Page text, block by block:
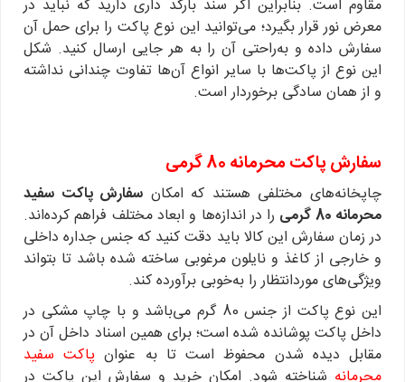
مقاوم است. بنابراین اگر سند بارکد داری دارید که نباید در
معرض نور قرار بگیرد؛ می‌توانید این نوع پاکت را برای حمل آن
سفارش داده و به‌راحتی آن را به هر جایی ارسال کنید. شکل
این نوع از پاکت‌ها با سایر انواع آن‌ها تفاوت چندانی نداشته
و از همان سادگی برخوردار است.
سفارش پاکت محرمانه 80 گرمی
چاپخانه‌های مختلفی هستند که امکان سفارش پاکت سفید
محرمانه 80 گرمی
را در اندازه‌ها و ابعاد مختلف فراهم کرده‌اند.
در زمان سفارش این کالا باید دقت کنید که جنس جداره داخلی
و خارجی از کاغذ و نایلون مرغوبی ساخته شده باشد تا بتواند
ویژگی‌های موردانتظار را به‌خوبی برآورده کند.
این نوع پاکت از جنس 80 گرم می‌باشد و با چاپ مشکی در
داخل پاکت پوشانده شده است؛ برای همین اسناد داخل آن در
مقابل دیده شدن محفوظ است تا به عنوان پاکت سفید